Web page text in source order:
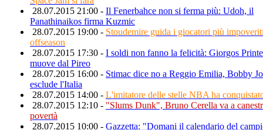
28.07.2015 21:00 - Il Fenerbahce non si ferma più: Udoh, il
Panathinaikos firma Kuzmic
28.07.2015 19:00 - Stoudemire guida i giocatori più
offseason
28.07.2015 17:30 - I soldi non fanno la felicità: Giorgos
muove dal Pireo
28.07.2015 16:00 - Stimac dice no a Reggio Emilia, Bobby
esclude l'Italia
28.07.2015 14:00 - L'imitatore delle stelle NBA ha
28.07.2015 12:10 - "Slums Dunk", Bruno Cerella va a
povertà
28.07.2015 10:00 - Gazzetta: "Domani il calendario del